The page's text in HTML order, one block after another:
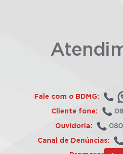
Fale com o BDMG:
Cliente fone:
Ouvidoria:
Canal de Denúncias: